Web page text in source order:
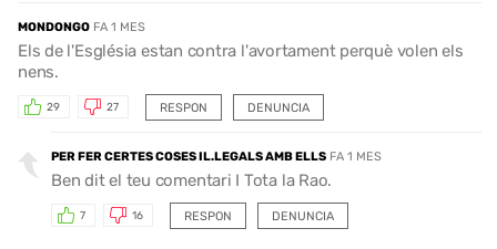
MONDONGO FA 1 MES
Els de l'Església estan contra l'avortament perquè volen els
nens.
RESPON
29 27 DENUNCIA
PER FER CERTES COSES IL.LEGALS AMB ELLS FA 1 MES
Ben dit el teu comentari I Tota la Rao.
RESPON
7 16 DENUNCIA